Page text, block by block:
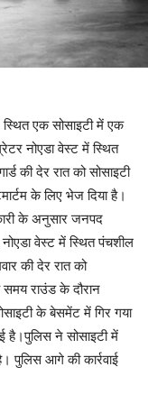
स्थित एक सोसाइटी में एक
नोएडा वेस्ट में स्थित
की देर रात को सोसाइटी
के लिए भेज दिया है।
के अनुसार जनपद
वेस्ट में स्थित पंचशील
की देर रात को
समय राउंड के दौरान
के बेसमेंट में गिर गया
है।पुलिस ने सोसाइटी में
पुलिस आगे की कार्रवाई